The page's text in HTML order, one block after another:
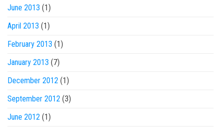
June 2013 (1)
April 2013 (1)
February 2013 (1)
January 2013 (7)
December 2012 (1)
September 2012 (3)
June 2012 (1)